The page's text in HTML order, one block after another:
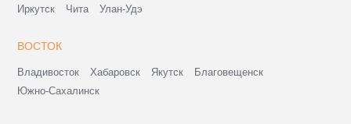
Иркутск Чита Улан-Удэ
ВОСТОК
Владивосток Хабаровск Якутск
Благовещенск
Южно-Сахалинск